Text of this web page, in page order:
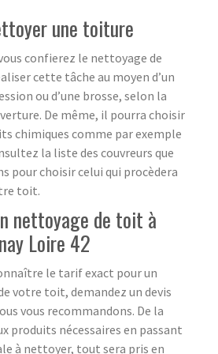
une toiture
confierez le nettoyage de
cette tâche au moyen d’un
ou d’une brosse, selon la
De même, il pourra choisir
chimiques comme par exemple
la liste des couvreurs que
pour choisir celui qui procèdera
toit.
nettoyage de toit à
Loire 42
le tarif exact pour un
votre toit, demandez un devis
vous recommandons. De la
produits nécessaires en passant
à nettoyer, tout sera pris en